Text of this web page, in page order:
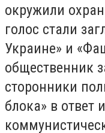
окружили
голос стали
Украине» и
общественник
сторонники
блока» в ответ